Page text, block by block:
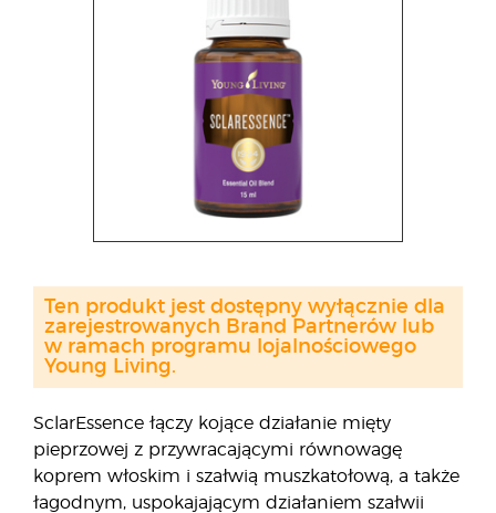
SclarEssence łączy kojące działanie mięty
pieprzowej z przywracającymi równowagę
koprem włoskim i szałwią muszkatołową, a także
łagodnym, uspokajającym działaniem szałwii
Ten produkt jest dostępny wyłącznie dla
zarejestrowanych Brand Partnerów lub
w ramach programu lojalnościowego
Young Living.